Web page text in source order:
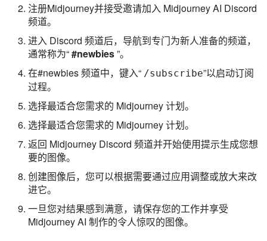
注册Midjourney并接受邀请加入 Midjourney AI Discord
频道。
进入 Discord 频道后，导航到专门为新人准备的频道，
通常称为“#newbies”。
在#newbies 频道中，键入“ /subscribe”以启动订阅
过程。
选择最适合您需求的 Midjourney 计划。
选择最适合您需求的 Midjourney 计划。
返回 Midjourney Discord 频道并开始使用提示生成您想
要的图像。
创建图像后，您可以根据需要通过应用调整或放大来改
进它。
一旦您对结果感到满意，请保存您的工作并享受
Midjourney AI 制作的令人惊叹的图像。